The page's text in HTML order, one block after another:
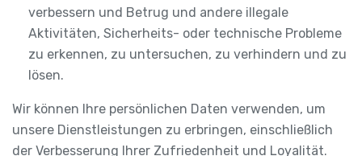
verbessern und Betrug und andere illegale
Aktivitäten, Sicherheits- oder technische Probleme
zu erkennen, zu untersuchen, zu verhindern und zu
lösen.
Wir können Ihre persönlichen Daten verwenden, um
unsere Dienstleistungen zu erbringen, einschließlich
der Verbesserung Ihrer Zufriedenheit und Loyalität.